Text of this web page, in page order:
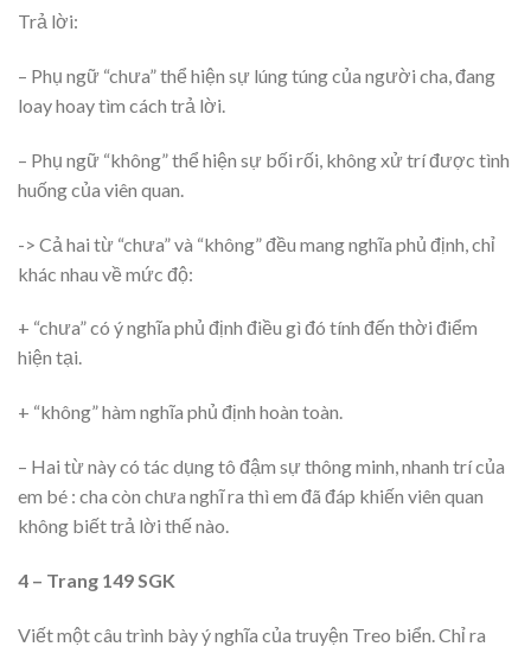
Trả lời:
– Phụ ngữ “chưa” thể hiện sự lúng túng của người cha, đang
loay hoay tìm cách trả lời.
– Phụ ngữ “không” thể hiện sự bối rối, không xử trí được tình
huống của viên quan.
-> Cả hai từ “chưa” và “không” đều mang nghĩa phủ định, chỉ
khác nhau về mức độ:
+ “chưa” có ý nghĩa phủ định điều gì đó tính đến thời điểm
hiện tại.
+ “không” hàm nghĩa phủ định hoàn toàn.
– Hai từ này có tác dụng tô đậm sự thông minh, nhanh trí của
em bé : cha còn chưa nghĩ ra thì em đã đáp khiến viên quan
không biết trả lời thế nào.
4 – Trang 149 SGK
Viết một câu trình bày ý nghĩa của truyện Treo biển. Chỉ ra